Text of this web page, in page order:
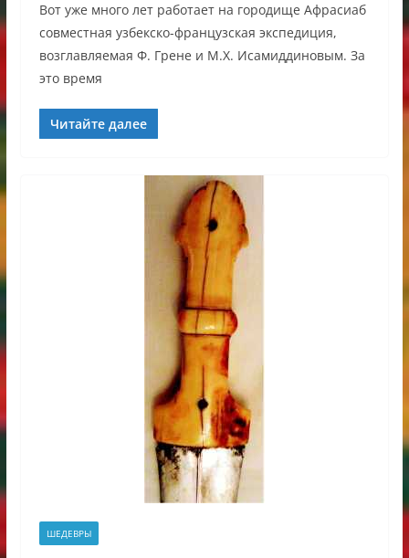
Вот уже много лет работает на городище Афрасиаб
совместная узбекско-французская экспедиция,
возглавляемая Ф. Грене и М.Х. Исамиддиновым. За
это время
Читайте далее
ШЕДЕВРЫ